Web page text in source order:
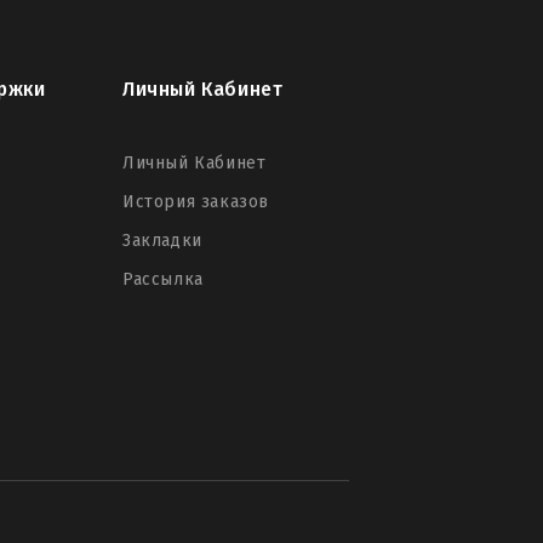
Личный Кабинет
Личный Кабинет
История заказов
Закладки
Рассылка